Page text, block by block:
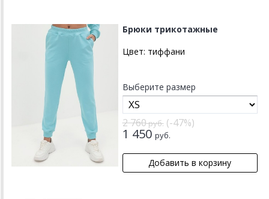
Брюки трикотажные
Цвет: тиффани
Выберите размер
2 760руб.(-47%)
1 450руб.